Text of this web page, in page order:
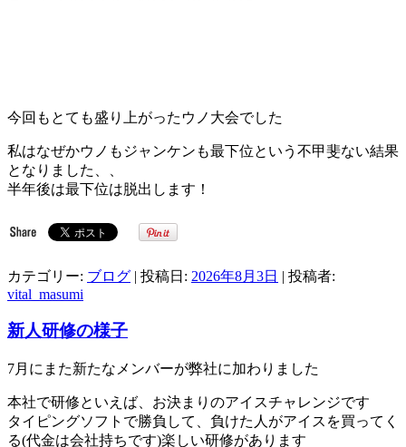
今回もとても盛り上がったウノ大会でした
私はなぜかウノもジャンケンも最下位という不甲斐ない結果
となりました、、
半年後は最下位は脱出します！
カテゴリー: ブログ | 投稿日: 2026年8月3日 | 投稿者:
vital_masumi
新人研修の様子
7月にまた新たなメンバーが弊社に加わりました
本社で研修といえば、お決まりのアイスチャレンジです
タイピングソフトで勝負して、負けた人がアイスを買ってく
る(代金は会社持ちです)楽しい研修があります